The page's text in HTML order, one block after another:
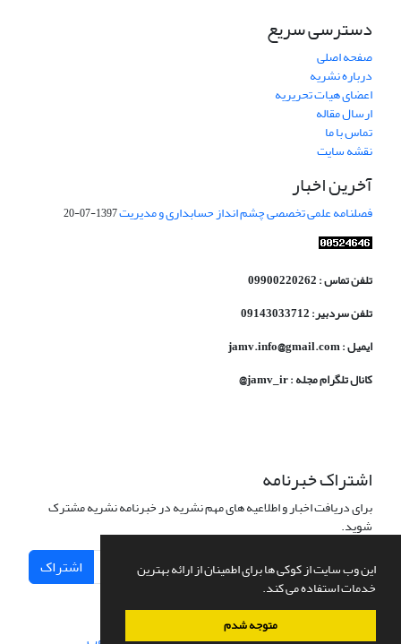
این وب سایت از کوکی ها برای اطمینان از ارائه بهترین
خدمات استفاده می کند.
متوجه شدم
دسترسی سریع
صفحه اصلی
درباره نشریه
اعضای هیات تحریریه
ارسال مقاله
تماس با ما
نقشه سایت
آخرین اخبار
فصلنامه علمی تخصصی چشم انداز حسابداری و مدیریت1397-07-20
تلفن تماس : 09900220262
تلفن سردبیر: 09143033712
ایمیل : jamv.info@gmail.com
کانال تلگرام مجله : jamv_ir@
اشتراک خبرنامه
برای دریافت اخبار و اطلاعیه های مهم نشریه در خبرنامه نشریه مشترک
شوید.
اشتراک